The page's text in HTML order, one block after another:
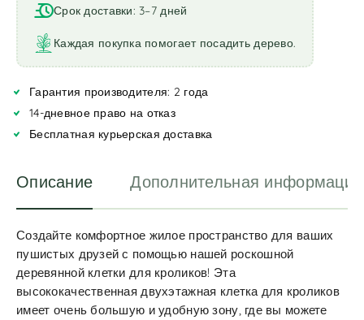
t
e
r
n
t
i
Срок доставки: 3–7 дней
Каждая покупка помогает посадить дерево.
Гарантия производителя: 2 года
14-дневное право на отказ
Бесплатная курьерская доставка
Описание Дополнительная информация
Создайте комфортное жилое пространство для ваших
пушистых друзей с помощью нашей роскошной
деревянной клетки для кроликов! Эта
высококачественная двухэтажная клетка для кроликов
имеет очень большую и удобную зону, где вы можете